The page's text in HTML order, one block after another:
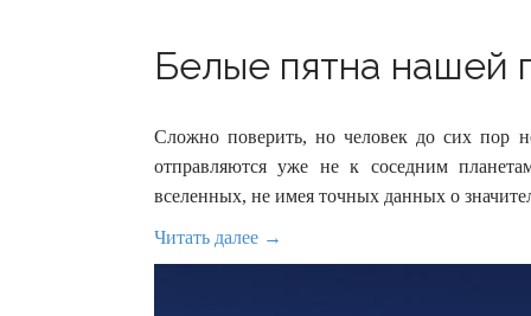
Белые пятна нашей
Сложно поверить, но человек до сих пор
отправляются уже не к соседним
вселенных, не имея точных данных о
Читать далее →